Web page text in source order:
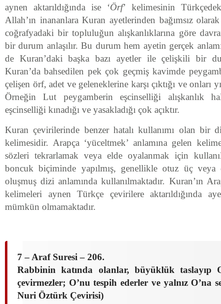
aynen aktarıldığında ise ‘Örf’ kelimesinin
Allah’ın inananlara Kuran ayetlerinden bağımsız
coğrafyadaki bir topluluğun alışkanlıklarına göre
bir durum anlaşılır. Bu durum hem ayetin gerçek
de Kuran’daki başka bazı ayetler ile çelişkili bir
Kuran’da bahsedilen pek çok geçmiş kavimde
çelişen örf, adet ve geleneklerine karşı çıktığı ve onları
Örneğin Lut peygamberin eşcinselliği alışkanlık
eşcinselliği kınadığı ve yasakladığı çok açıktır.
Kuran çevirilerinde benzer hatalı kullanımı olan bir
kelimesidir. Arapça ‘yüceltmek’ anlamına gelen
sözleri tekrarlamak veya elde oyalanmak için
boncuk biçiminde yapılmış, genellikle otuz üç veya
oluşmuş dizi anlamında kullanılmaktadır. Kuran’ın
kelimeleri aynen Türkçe çevirilere aktarıldığında
mümkün olmamaktadır.
7 – Araf Suresi – 206.
Rabbinin katında olanlar, büyüklük taslayıp
çevirmezler; O’nu tespih ederler ve yalnız O’na
Nuri Öztürk Çevirisi)